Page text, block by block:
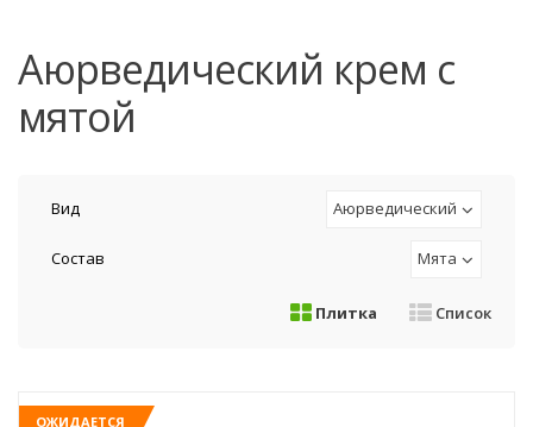
аюрведический крем с
мятой
Вид Аюрведический
Состав Мята
Плитка Список
ОЖИДАЕТСЯ